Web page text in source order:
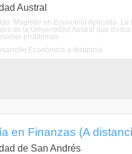
Austral
Magíster en Economía Aplicada.
de la Universidad Austral que
problemas ...
Económico a distancia
en Finanzas (A
de San Andrés